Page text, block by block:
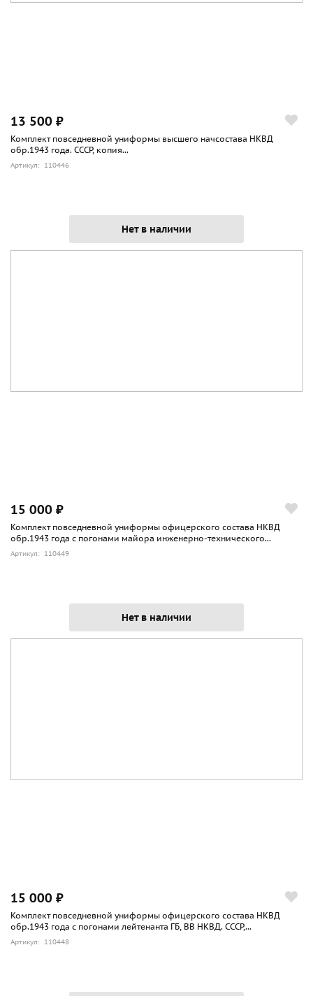
13 500 ₽
Комплект повседневной униформы высшего начсостава НКВД
обр.1943 года. СССР, копия...
Артикул: 110446
Нет в наличии
15 000 ₽
Комплект повседневной униформы офицерского состава НКВД
обр.1943 года с погонами майора инженерно-технического...
Артикул: 110449
Нет в наличии
15 000 ₽
Комплект повседневной униформы офицерского состава НКВД
обр.1943 года с погонами лейтенанта ГБ, ВВ НКВД. СССР,...
Артикул: 110448